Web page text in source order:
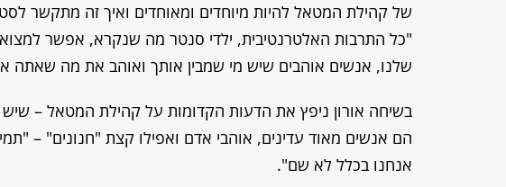
של קהילת המטאל להיות מיוחדים ומאוחדים ואיך זה מתקשר
"כל התרבות האלטרנטיבית, ילדי סנטר מה שנקרא, אפשר
שלנו, אנשים אוהבים שיש מי שמבין אותך ואוהב את מה שאתה
בשיחה אורון ניפץ את הדעות הקדומות על קהילת המטאל –
הם אנשים מאוד עדינים, אוהבי אדם ואפילו קצת "חנונים" –
אנחנו בכלל לא שם".